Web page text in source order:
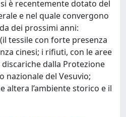
è recentemente dotato del
e nel quale convergono
dei prossimi anni:
tessile con forte presenza
cinesi; i rifiuti, con le aree
dalla Protezione
nazionale del Vesuvio;
altera l’ambiente storico e il